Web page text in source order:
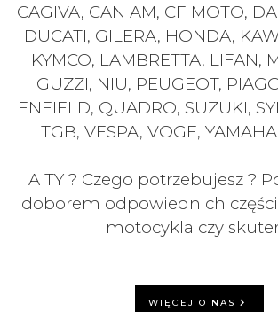
CAGIVA, CAN AM, CF MOTO,
DUCATI, GILERA, HONDA,
KYMCO, LAMBRETTA, LIFAN,
GUZZI, NIU, PEUGEOT,
ENFIELD, QUADRO, SUZUKI,
TGB, VESPA, VOGE,
A TY ? Czego potrzebujesz ?
doborem odpowiednich
motocykla czy
WIĘCEJ O NAS